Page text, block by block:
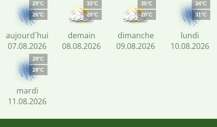
29°C
26°C
aujourd´hui
07.08.2026
33°C
26°C
demain
08.08.2026
35°C
28°C
dimanche
09.08.2026
34°C
31°C
lundi
10.08.2026
29°C
28°C
mardi
11.08.2026